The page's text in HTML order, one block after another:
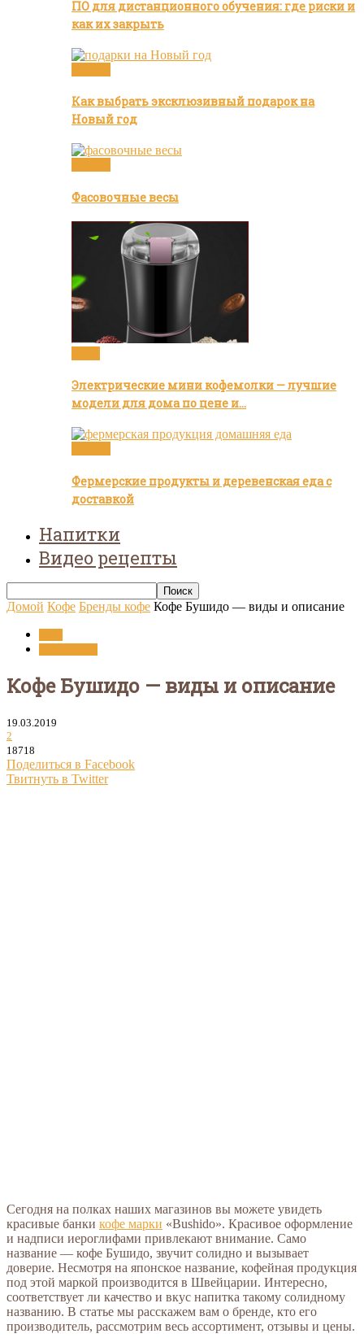
ПО для дистанционного обучения: где риски и
как их закрыть
Как выбрать эксклюзивный подарок на
Новый год
Фасовочные весы
Электрические мини кофемолки — лучшие
модели для дома по цене и…
Фермерские продукты и деревенская еда с
доставкой
Напитки
Видео рецепты
Домой Кофе Бренды кофе Кофе Бушидо — виды и описание
Кофе Бушидо — виды и описание
19.03.2019
2
18718
Поделиться в Facebook
Твитнуть в Twitter
Сегодня на полках наших магазинов вы можете увидеть
красивые банки кофе марки «Bushido». Красивое оформление
и надписи иероглифами привлекают внимание. Само
название — кофе Бушидо, звучит солидно и вызывает
доверие. Несмотря на японское название, кофейная продукция
под этой маркой производится в Швейцарии. Интересно,
соответствует ли качество и вкус напитка такому солидному
названию. В статье мы расскажем вам о бренде, кто его
производитель, рассмотрим весь ассортимент, отзывы и цены.